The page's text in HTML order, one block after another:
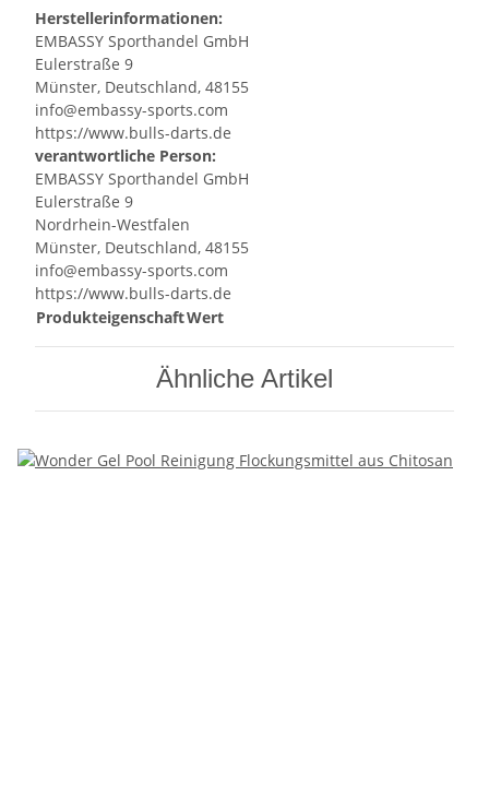
Herstellerinformationen:
EMBASSY Sporthandel GmbH
Eulerstraße 9
Münster, Deutschland, 48155
info@embassy-sports.com
https://www.bulls-darts.de
verantwortliche Person:
EMBASSY Sporthandel GmbH
Eulerstraße 9
Nordrhein-Westfalen
Münster, Deutschland, 48155
info@embassy-sports.com
https://www.bulls-darts.de
ProdukteigenschaftWert
Ähnliche Artikel